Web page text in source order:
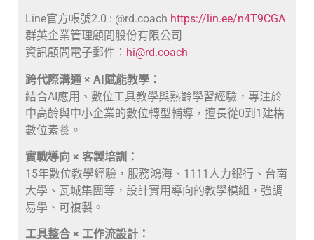
Line官方帳號2.0 : @rd.coach https://lin.ee/n4T9CGA
群英企業管理顧問股份有限公司
資訊顧問電子郵件： hi@rd.coach
跨代際溝通 × AI賦能教學：
結合AI應用、數位工具教學與熟齡學習經驗，專注於
中高齡與中小企業的數位轉型輔導，擅長從0到1建構
數位素養。
實戰導向 × 客製培訓：
15年數位教學經驗，服務鴻海、1111人力銀行、台南
大學、瓦城集團等，設計實用導向的教學模組，強調
易學、可複製。
工具整合 × 工作流設計：